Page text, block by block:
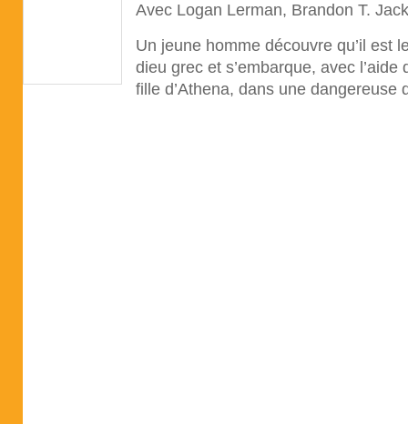
Avec Logan Lerman, Brandon T.
Un jeune homme découvre qu’il est
dieu grec et s’embarque, avec l’aide
fille d’Athena, dans une